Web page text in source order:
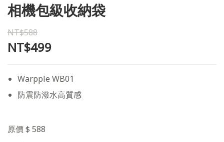
相機包級收納袋
NT$588
NT$499
Warpple WB01
防震防潑水高質感
原價 $ 588